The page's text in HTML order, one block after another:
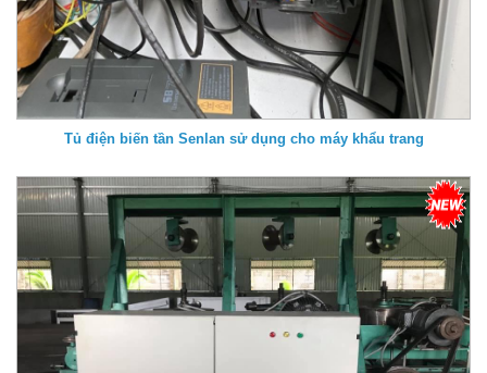
Tủ điện biến tần Senlan sử dụng cho máy khẩu trang